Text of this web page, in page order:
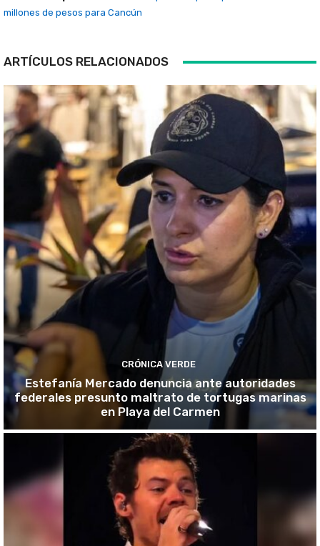
millones de pesos para Cancún
ARTÍCULOS RELACIONADOS
CRÓNICA VERDE
Estefanía Mercado denuncia ante autoridades
federales presunto maltrato de tortugas marinas
en Playa del Carmen